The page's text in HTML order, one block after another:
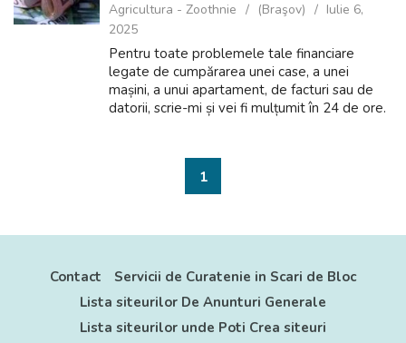
Agricultura - Zoothnie (Braşov)
Iulie 6,
2025
Pentru toate problemele tale financiare
legate de cumpărarea unei case, a unei
mașini, a unui apartament, de facturi sau de
datorii, scrie-mi și vei fi mulțumit în 24 de ore.
1
Contact
Servicii de Curatenie in Scari de Bloc
Lista siteurilor De Anunturi Generale
Lista siteurilor unde Poti Crea siteuri